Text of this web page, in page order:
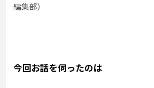
編集部）
今回お話を伺ったのは